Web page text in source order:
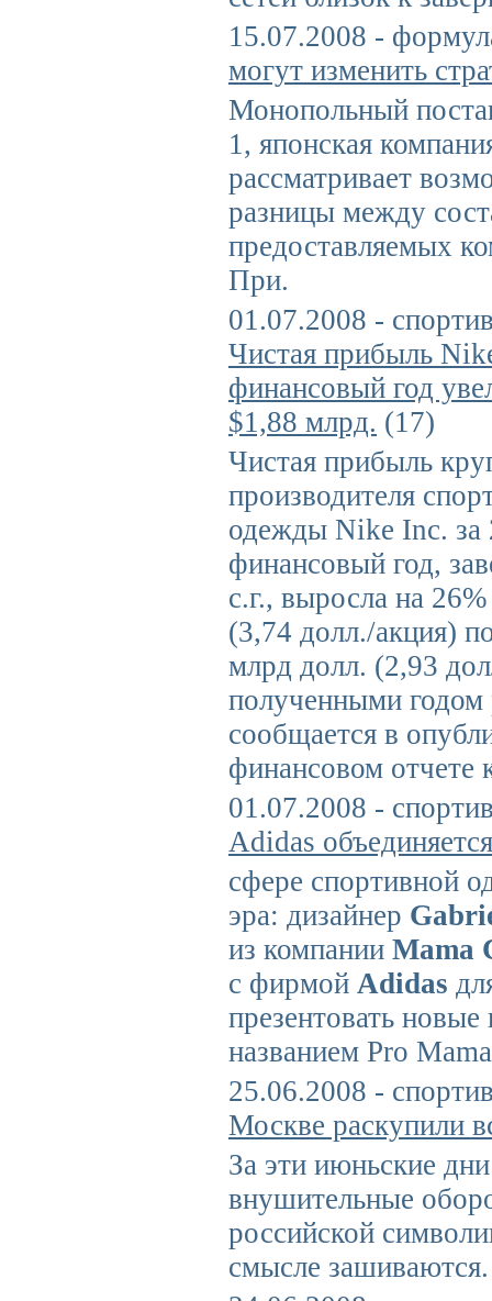
15.07.2008 -
могут изменить
Монопольный
1, японская
рассматривает
разницы между
предоставляемых
При.
01.07.2008 -
Чистая прибыль
финансовый год
$1,88 млрд. (17)
Чистая прибыль
производителя
одежды Nike Inc. за
финансовый год,
с.г., выросла на
(3,74 долл./акция)
млрд долл. (2,93
полученными годом
сообщается в
финансовом отчете
01.07.2008 -
Adidas
сфере спортивной
эра: дизайнер
из компании Mama
с фирмой Adidas
презентовать
названием Pro
25.06.2008 -
Москве раскупили
За эти июньские
внушительные
российской
смысле зашиваются.